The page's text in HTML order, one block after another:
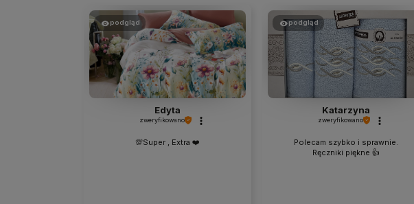
podgląd
Edyta
zweryfikowano
💯Super , Extra ❤️
podgląd
Katarzyna
zweryfikowano
Polecam szybko i sprawnie.
Ręczniki piękne 👍️